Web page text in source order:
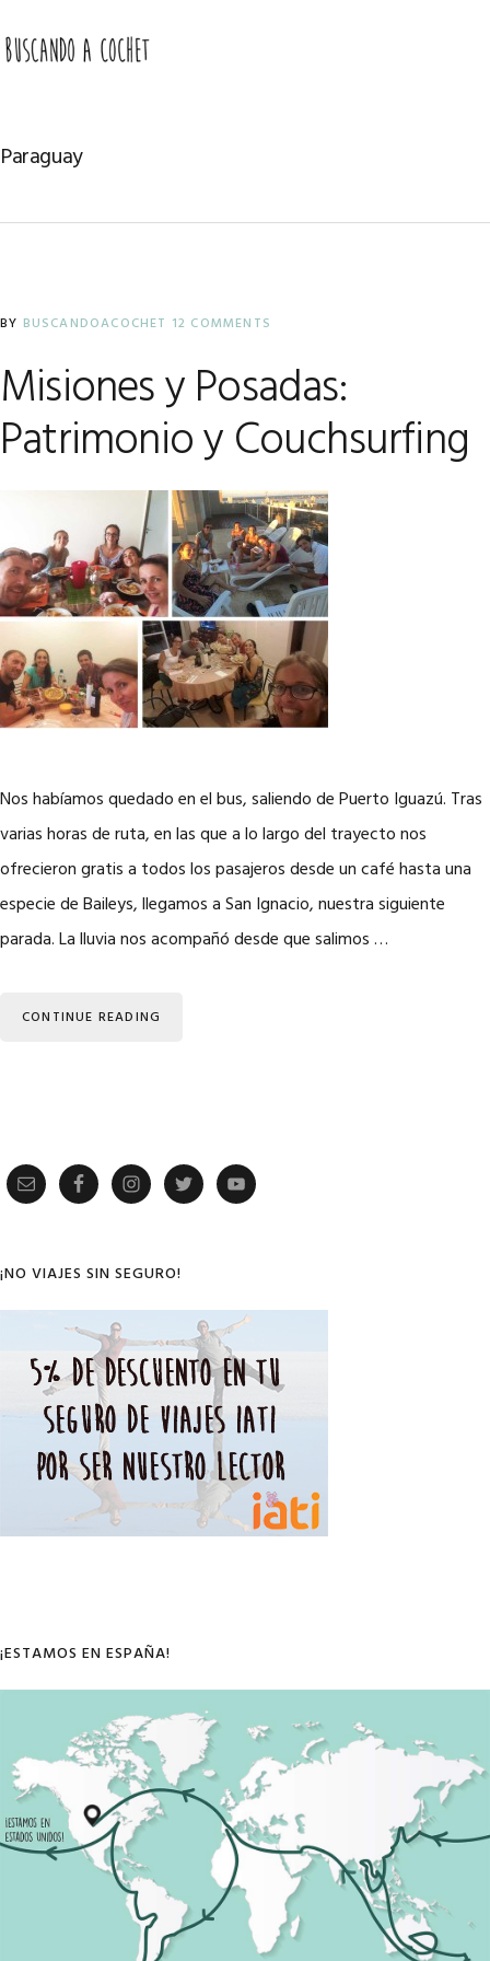
to
primary
to
main
to
primary
Paraguay
BY BUSCANDOACOCHET 12 COMMENTS
Misiones y Posadas:
Patrimonio y Couchsurfing
Nos habíamos quedado en el bus, saliendo de Puerto Iguazú. Tras
varias horas de ruta, en las que a lo largo del trayecto nos
ofrecieron gratis a todos los pasajeros desde un café hasta una
especie de Baileys, llegamos a San Ignacio, nuestra siguiente
parada. La lluvia nos acompañó desde que salimos …
CONTINUE READING
Primary
¡NO VIAJES SIN SEGURO!
¡ESTAMOS EN ESPAÑA!